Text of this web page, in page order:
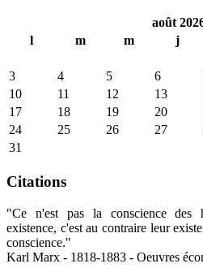
août
l
m m j
3
4 5 6
10
11 12 13
17
18 19 20
24
25 26 27
31
Citations
"Ce n'est pas la conscience des
existence, c'est au contraire leur
conscience."
Karl Marx - 1818-1883 - Oeuvres